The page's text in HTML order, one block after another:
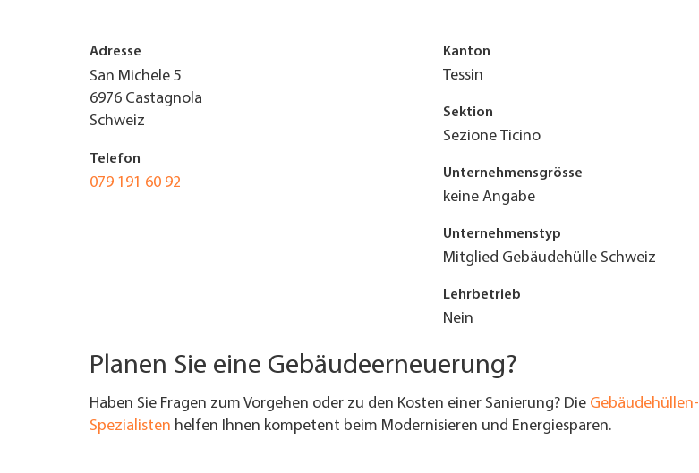
JOBS & KARRIERE
UNTERNEHMEN FINDEN
FACHZEITSCHRIFT
Adresse
San Michele 5
6976 Castagnola
Schweiz
Telefon
079 191 60 92
Kanton
Tessin
Sektion
Sezione Ticino
Unternehmensgrösse
keine Angabe
Unternehmenstyp
Mitglied Gebäudehülle Schweiz
Lehrbetrieb
Nein
Planen Sie eine Gebäudeerneuerung?
Haben Sie Fragen zum Vorgehen oder zu den Kosten einer Sanierung? Die Gebäudehüllen-
Spezialisten helfen Ihnen kompetent beim Modernisieren und Energiesparen.